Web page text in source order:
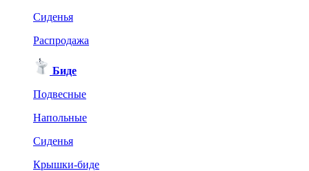
Сиденья
Распродажа
Биде
Подвесные
Напольные
Сиденья
Крышки-биде